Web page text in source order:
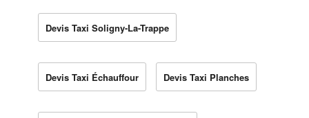
Devis Taxi Soligny-La-Trappe
Devis Taxi Échauffour Devis Taxi Planches